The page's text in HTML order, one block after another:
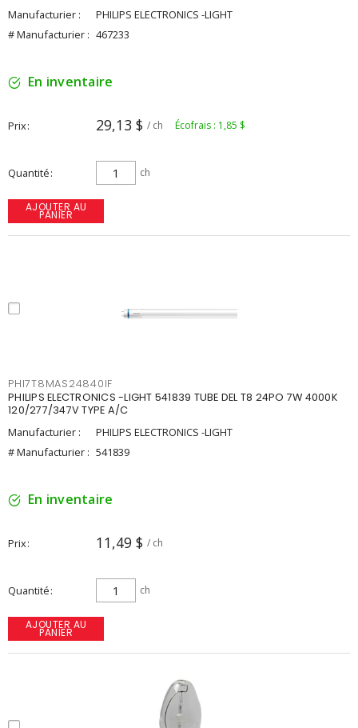
Manufacturier :
PHILIPS ELECTRONICS -LIGHT
# Manufacturier : 467233
En inventaire
Prix 29,13 $ / ch Écofrais : 1,85 $
Quantité ch
AJOUTER AU
PANIER
PHI7T8MAS24840IF
PHILIPS ELECTRONICS -LIGHT 541839 TUBE DEL T8 24PO 7W 4000K
120/277/347V TYPE A/C
Manufacturier :
PHILIPS ELECTRONICS -LIGHT
# Manufacturier : 541839
En inventaire
Prix 11,49 $ / ch
Quantité ch
AJOUTER AU
PANIER